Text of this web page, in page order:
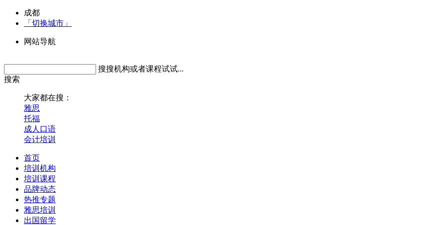
成都
「切换城市」
网站导航
搜搜机构或者课程试试...
搜索
大家都在搜：
雅思
托福
成人口语
会计培训
首页
培训机构
培训课程
品牌动态
热推专题
雅思培训
出国留学